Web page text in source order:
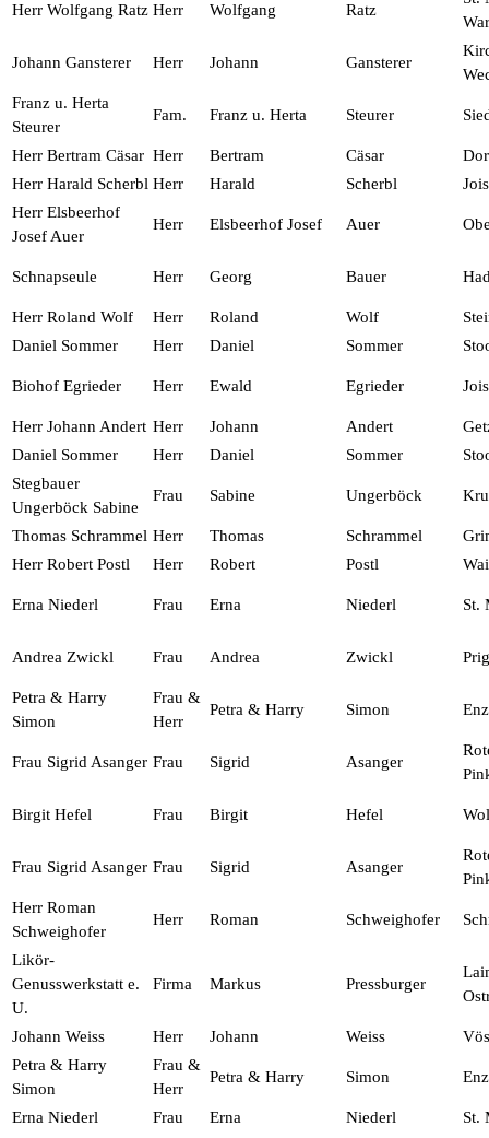
Herr Wolfgang Ratz Herr Wolfgang Ratz
Johann Gansterer Herr Johann Gansterer
Franz u. Herta
Steurer
Fam. Franz u. Herta Steurer
Herr Bertram Cäsar Herr Bertram Cäsar
Herr Harald Scherbl Herr Harald Scherbl
Jois
Herr Elsbeerhof
Josef Auer
Herr Elsbeerhof Josef Auer
Schnapseule Herr Georg Bauer
Herr Roland Wolf Herr Roland Wolf
Daniel Sommer
Herr Daniel Sommer
Biohof Egrieder Herr Ewald Egrieder Jois
Herr Johann Andert Herr Johann Andert
Daniel Sommer
Herr Daniel Sommer
Stegbauer
Ungerböck Sabine
Frau Sabine Ungerböck
Thomas Schrammel Herr Thomas Schrammel
Herr Robert Postl
Herr Robert Postl
Erna Niederl Frau Erna Niederl St.
Andrea Zwickl Frau Andrea Zwickl
Petra & Harry
Simon
Frau &
Herr
Petra & Harry Simon
Frau Sigrid Asanger Frau Sigrid Asanger
Birgit Hefel Frau Birgit Hefel
Frau Sigrid Asanger Frau Sigrid Asanger
Herr Roman
Schweighofer
Herr Roman Schweighofer
Likör-
Genusswerkstatt e.
U.
Firma Markus Pressburger
Johann Weiss Herr Johann Weiss
Petra & Harry
Simon
Frau &
Herr
Petra & Harry Simon
Erna Niederl Frau Erna Niederl
St.